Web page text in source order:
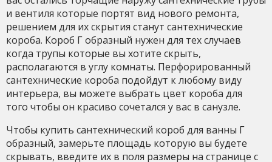
и вентиля которые портят вид нового ремонта,
решением для их скрытия станут сантехнические
короба. Короб Г образный нужен для тех случаев
когда трупы которые вы хотите скрыть,
располагаются в углу комнаты. Перфорированный
сантехнические короба подойдут к любому виду
интерьера, вы можете выбрать цвет короба для
того чтобы он красиво сочетался у вас в санузле.
Чтобы купить сантехнический короб для ванны Г
образный, замерьте площадь которую вы будете
скрывать, введите их в поля размеры на странице с